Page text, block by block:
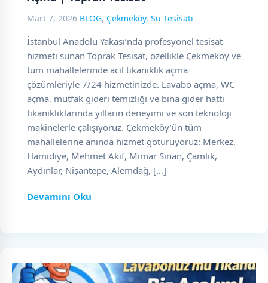
Mart 7, 2026 BLOG, Çekmeköy, Su Tesisatı
İstanbul Anadolu Yakası’nda profesyonel tesisat
hizmeti sunan Toprak Tesisat, özellikle Çekmeköy ve
tüm mahallelerinde acil tıkanıklık açma
çözümleriyle 7/24 hizmetinizde. Lavabo açma, WC
açma, mutfak gideri temizliği ve bina gider hattı
tıkanıklıklarında yılların deneyimi ve son teknoloji
makinelerle çalışıyoruz. Çekmeköy’ün tüm
mahallelerine anında hizmet götürüyoruz: Merkez,
Hamidiye, Mehmet Akif, Mimar Sinan, Çamlık,
Aydınlar, Nişantepe, Alemdağ, […]
Devamını Oku